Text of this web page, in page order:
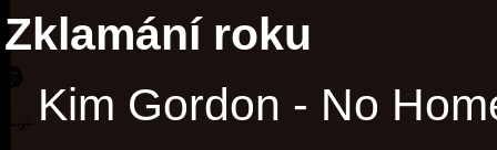
Zklamání roku
Kim Gordon - No